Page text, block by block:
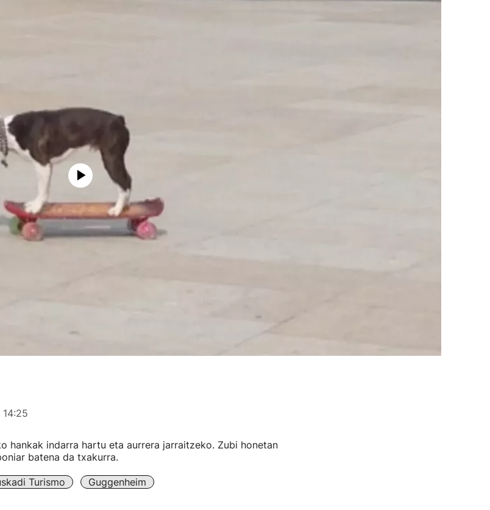
hankak indarra hartu eta aurrera jarraitzeko. Zubi honetan
batena da txakurra.
Turismo Guggenheim